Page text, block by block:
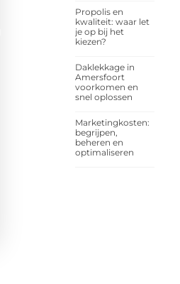
Propolis en
kwaliteit: waar let
je op bij het
kiezen?
Daklekkage in
Amersfoort
voorkomen en
snel oplossen
Marketingkosten:
begrijpen,
beheren en
optimaliseren